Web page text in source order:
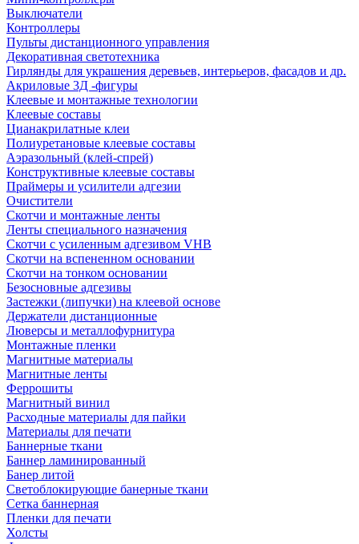
Выключатели
Контроллеры
Пульты дистанционного управления
Декоративная светотехника
Гирлянды для украшения деревьев, интерьеров, фасадов и др.
Акриловые 3Д -фигуры
Клеевые и монтажные технологии
Клеевые составы
Цианакрилатные клеи
Полиуретановые клеевые составы
Аэразольный (клей-спрей)
Конструктивные клеевые составы
Праймеры и усилители адгезии
Очистители
Скотчи и монтажные ленты
Ленты специального назначения
Скотчи с усиленным адгезивом VHB
Скотчи на вспененном основании
Скотчи на тонком основании
Безосновные адгезивы
Застежки (липучки) на клеевой основе
Держатели дистанционные
Люверсы и металлофурнитура
Монтажные пленки
Магнитные материалы
Магнитные ленты
Феррошиты
Магнитный винил
Расходные материалы для пайки
Материалы для печати
Баннерные ткани
Баннер ламинированный
Банер литой
Светоблокирующие банерные ткани
Сетка баннерная
Пленки для печати
Холсты